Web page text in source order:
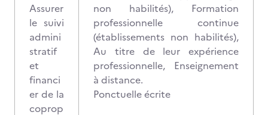
Assurer
le suivi
admini
stratif
et
financi
er de la
coprop
non habilités), Formation
professionnelle continue
(établissements non habilités),
Au titre de leur expérience
professionnelle, Enseignement
à distance.
Ponctuelle écrite